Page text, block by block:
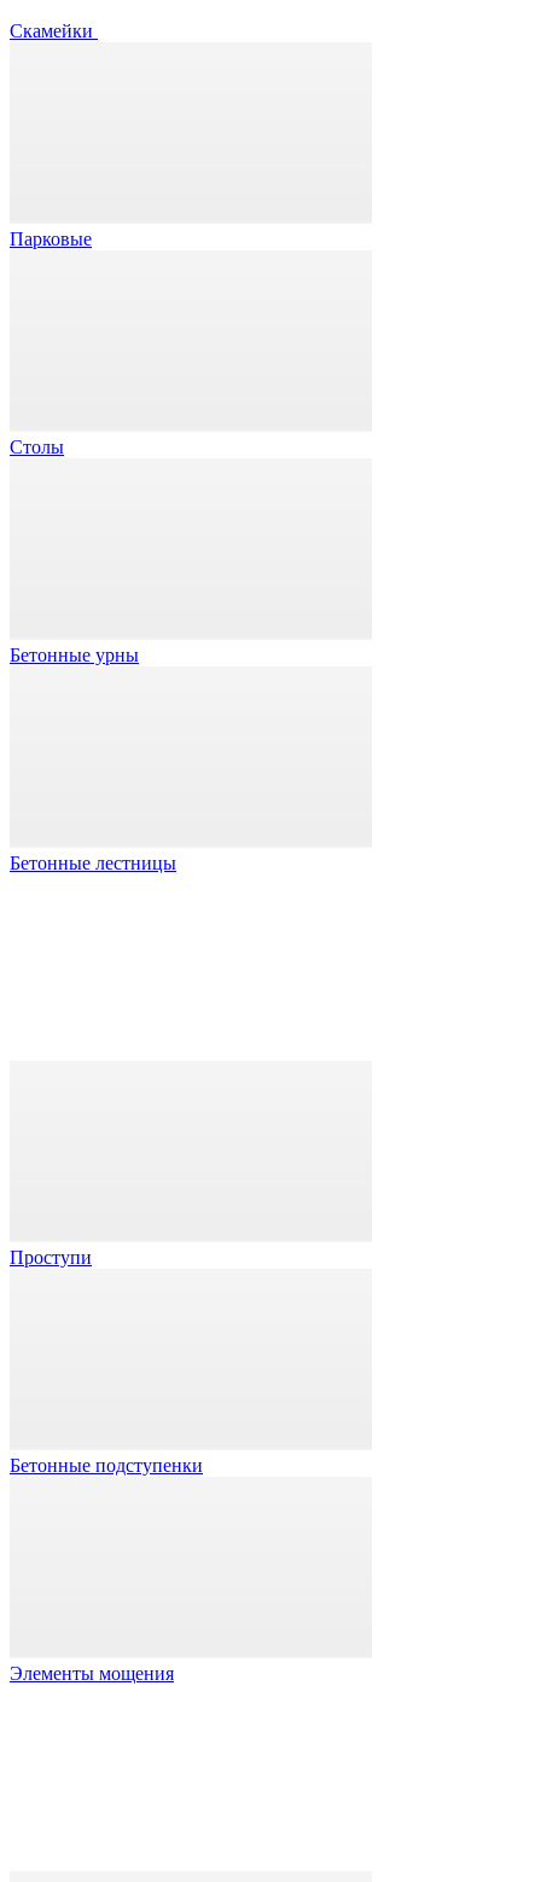
Скамейки
Парковые
Столы
Бетонные урны
Бетонные лестницы
Проступи
Бетонные подступенки
Элементы мощения